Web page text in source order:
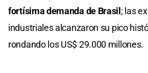
fortísima demanda de Brasil; las
industriales alcanzaron su pico
rondando los US$ 29.000 millones.